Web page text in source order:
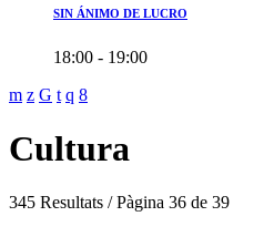
SIN ÁNIMO DE LUCRO
18:00 - 19:00
Cultura
345 Resultats / Pàgina 36 de 39